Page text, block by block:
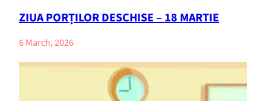
ZIUA PORȚILOR DESCHISE – 18 MARTIE
6 March, 2026